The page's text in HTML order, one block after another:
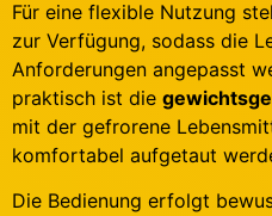
Für eine flexible Nutzung
zur Verfügung, sodass die
Anforderungen angepasst
praktisch ist die
mit der gefrorene
komfortabel aufgetaut
Die Bedienung erfolgt